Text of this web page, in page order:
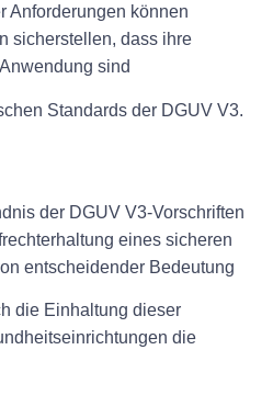
Anforderungen können
sicherstellen, dass ihre
sind
Standards der DGUV V3.
der DGUV V3-Vorschriften
eines sicheren
entscheidender Bedeutung
die Einhaltung dieser
die